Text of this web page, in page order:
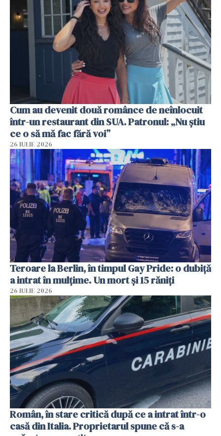
Cum au devenit două românce de neînlocuit
într-un restaurant din SUA. Patronul: „Nu știu
ce o să mă fac fără voi”
26 IULIE 2026
Teroare la Berlin, în timpul Gay Pride: o dubiță
a intrat în mulțime. Un mort și 15 răniți
26 IULIE 2026
Român, în stare critică după ce a intrat într-o
casă din Italia. Proprietarul spune că s-a